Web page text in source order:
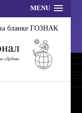
MENU
бланке ГОЗНАК